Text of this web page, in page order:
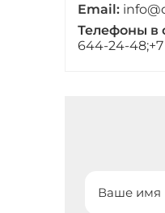
Email:
Телефоны в
644-24-48;